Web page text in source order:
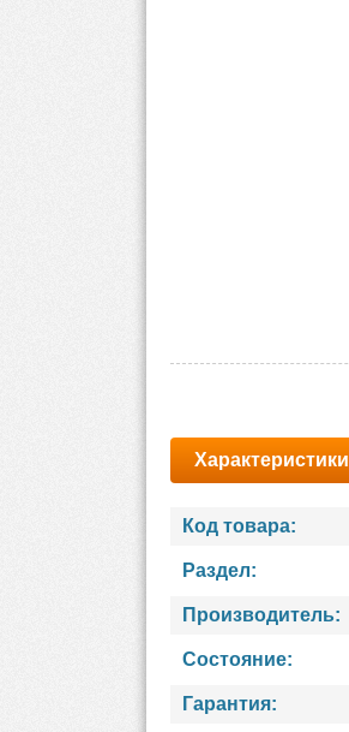
Характеристики
Код товара:
Раздел:
Производитель:
Состояние:
Гарантия: